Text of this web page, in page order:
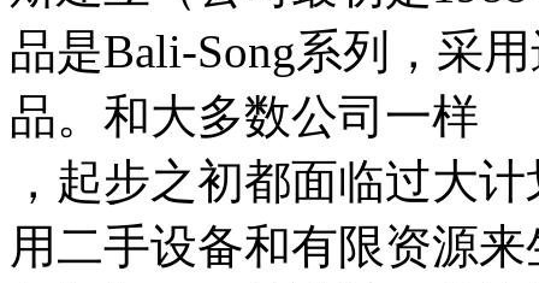
品是Bali-Song系列，采
品。和大多数公司一样
，起步之初都面临过大
用二手设备和有限资源